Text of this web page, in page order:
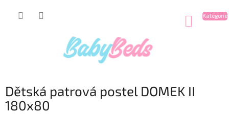
Dětská patrová postel DOMEK II
180x80